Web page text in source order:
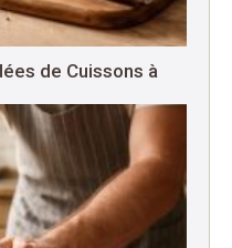
de Cuissons à